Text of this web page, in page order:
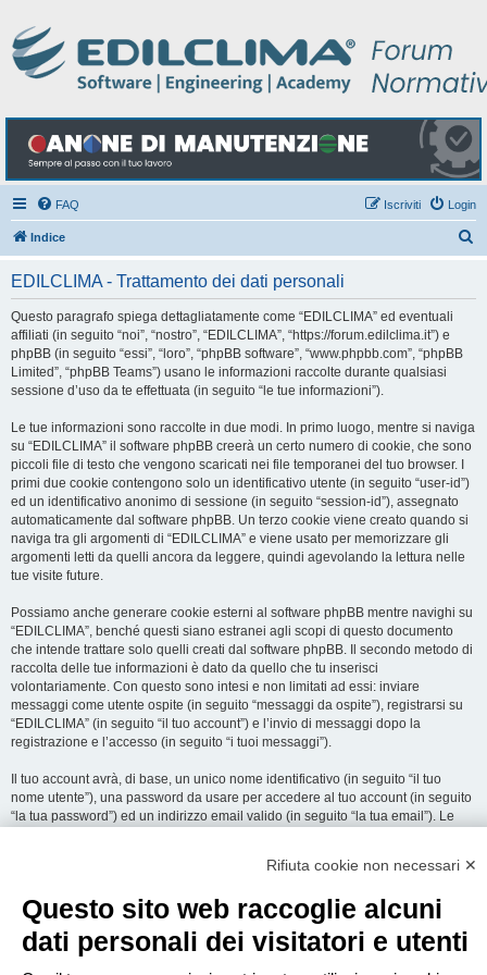
FAQ Login
Iscriviti
Indice
EDILCLIMA - Trattamento dei dati personali
Questo paragrafo spiega dettagliatamente come “EDILCLIMA” ed eventuali
affiliati (in seguito “noi”, “nostro”, “EDILCLIMA”, “https://forum.edilclima.it”) e
phpBB (in seguito “essi”, “loro”, “phpBB software”, “www.phpbb.com”, “phpBB
Limited”, “phpBB Teams”) usano le informazioni raccolte durante qualsiasi
sessione d’uso da te effettuata (in seguito “le tue informazioni”).
Le tue informazioni sono raccolte in due modi. In primo luogo, mentre si naviga
su “EDILCLIMA” il software phpBB creerà un certo numero di cookie, che sono
piccoli file di testo che vengono scaricati nei file temporanei del tuo browser. I
primi due cookie contengono solo un identificativo utente (in seguito “user-id”)
ed un identificativo anonimo di sessione (in seguito “session-id”), assegnato
automaticamente dal software phpBB. Un terzo cookie viene creato quando si
naviga tra gli argomenti di “EDILCLIMA” e viene usato per memorizzare gli
argomenti letti da quelli ancora da leggere, quindi agevolando la lettura nelle
tue visite future.
Possiamo anche generare cookie esterni al software phpBB mentre navighi su
“EDILCLIMA”, benché questi siano estranei agli scopi di questo documento
che intende trattare solo quelli creati dal software phpBB. Il secondo metodo di
raccolta delle tue informazioni è dato da quello che tu inserisci
volontariamente. Con questo sono intesi e non limitati ad essi: inviare
messaggi come utente ospite (in seguito “messaggi da ospite”), registrarsi su
“EDILCLIMA” (in seguito “il tuo account”) e l’invio di messaggi dopo la
registrazione e l’accesso (in seguito “i tuoi messaggi”).
Il tuo account avrà, di base, un unico nome identificativo (in seguito “il tuo
nome utente”), una password da usare per accedere al tuo account (in seguito
“la tua password”) ed un indirizzo email valido (in seguito “la tua email”). Le
alle informazioni di nome utente, password ed indirizzo email richiesti durante
obbligatoria o opzionale, è a totale discrezione di “EDILCLIMA”. In tutti i casi,
hai la possibilità di selezionare quali delle informazioni che hai fornito possano
essere rese pubbliche. All’interno del tuo account, hai facoltà di opt-in o opt-out
Rifiuta cookie non necessari ✕
Questo sito web raccoglie alcuni
dati personali dei visitatori e utenti